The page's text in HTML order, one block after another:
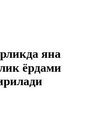
яна
ёрдами